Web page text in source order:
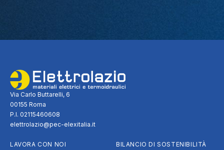
Via Carlo Buttarelli, 6
00155 Roma
P.I. 02115460608
elettrolazio@pec-elexitalia.it
LAVORA CON NOI
BILANCIO DI SOSTENIBILITÀ